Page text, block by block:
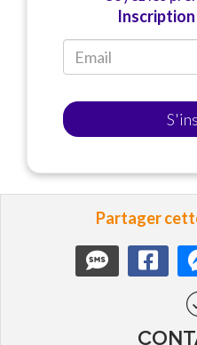
Partager